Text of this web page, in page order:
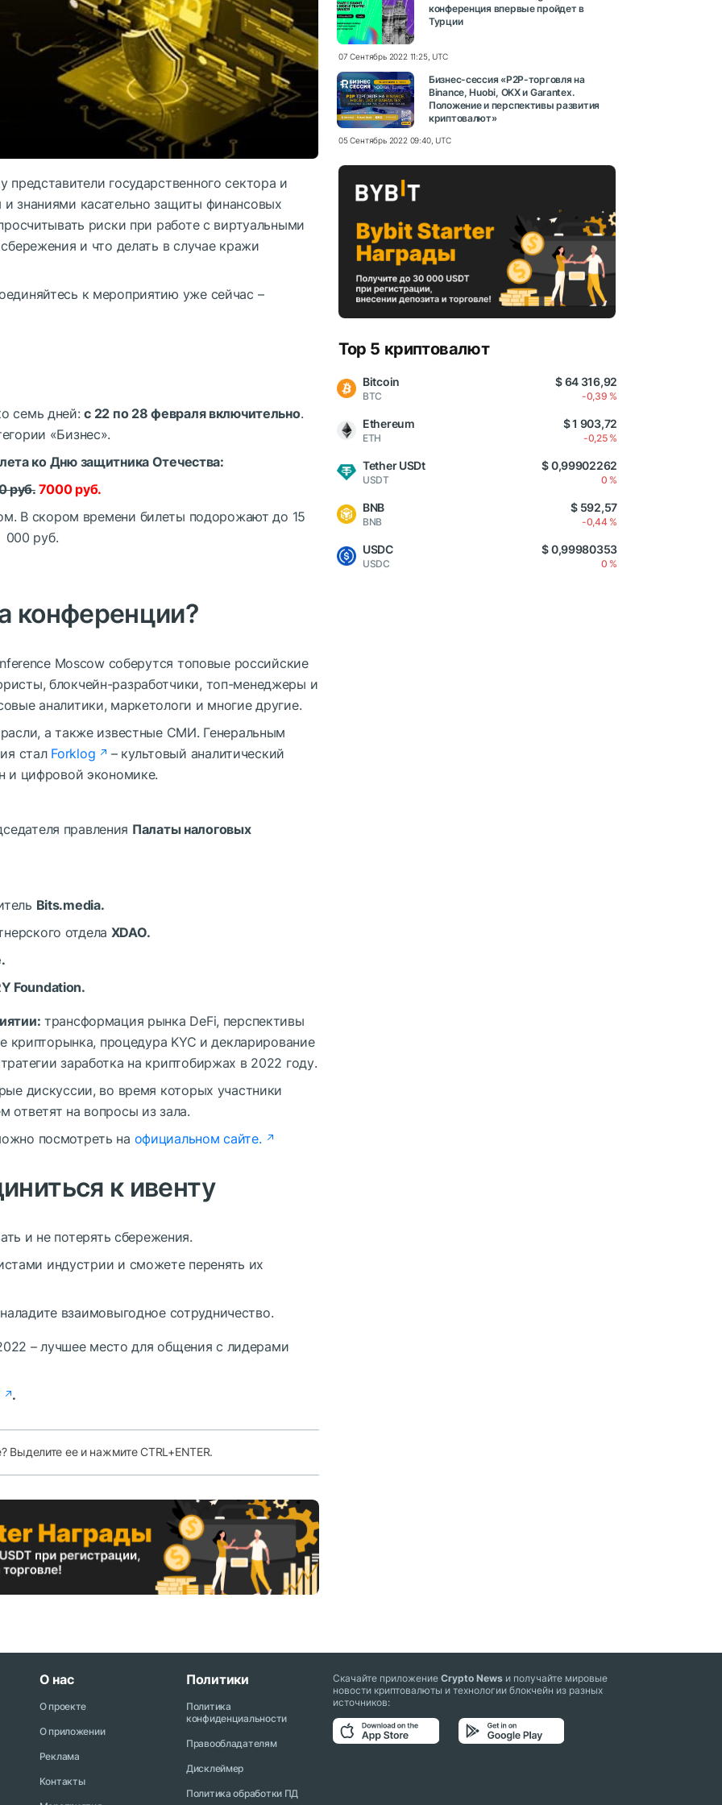
государственного сектора и
знаниями касательно защиты финансовых
риски при работе с виртуальными
и что делать в случае кражи
к мероприятию уже сейчас –
семь дней:с 22 по 28 февраля включительно.
«Бизнес».
ко Дню защитника Отечества:
руб. 7000 руб.
В скором времени билеты подорожают до 15
000 руб.
конференции?
Moscow соберутся топовые российские
блокчейн-разработчики, топ-менеджеры и
аналитики, маркетологи и многие другие.
а также известные СМИ. Генеральным
стал Forklog
– культовый аналитический
и цифровой экономике.
правления Палаты налоговых
Bits.media.
отдела XDAO.
Foundation.
трансформация рынка DeFi, перспективы
крипторынка, процедура KYC и декларирование
заработка на криптобиржах в 2022 году.
дискуссии, во время которых участники
ответят на вопросы из зала.
посмотреть на официальном сайте.
к ивенту
и не потерять сбережения.
индустрии и сможете перенять их
взаимовыгодное сотрудничество.
– лучшее место для общения с лидерами
.
Выделите ее и нажмите CTRL+ENTER.
конференция впервые пройдет в
Турции
07 Сентябрь 2022 11:25, UTC
Бизнес-сессия «P2P-торговля на
Binance, Huobi, OKX и Garantex.
Положение и перспективы развития
криптовалют»
05 Сентябрь 2022 09:40, UTC
Top 5 криптовалют
Bitcoin
BTC
$ 64 316,92
-0,39 %
Ethereum
ETH
$ 1 903,72
-0,25 %
Tether USDt
USDT
$ 0,99902262
0 %
BNB
BNB
$ 592,57
-0,44 %
USDC
USDC
$ 0,99980353
0 %
О нас
О проекте
О приложении
Реклама
Контакты
Политики
Политика
конфиденциальности
Правообладателям
Дисклеймер
Политика обработки ПД
Скачайте приложениеCrypto News и получайте мировые
новости криптовалюты и технологии блокчейн из разных
источников: